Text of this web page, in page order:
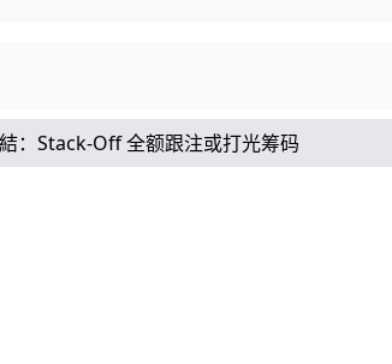
： Stack-Off 全额跟注或打光筹码